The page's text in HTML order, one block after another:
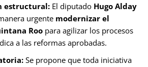
estructural: El diputado Hugo Alday
urgente modernizar el
Roo para agilizar los procesos
a las reformas aprobadas.
Se propone que toda iniciativa